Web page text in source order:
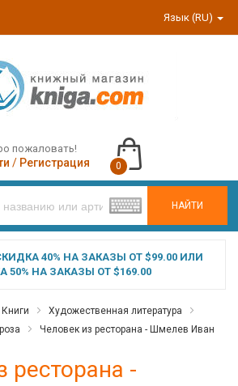
Язык (RU)
НАЙТИ
пожаловать!
/ Регистрация 0
40% НА ЗАКАЗЫ ОТ $99.00 ИЛИ
50% НА ЗАКАЗЫ ОТ $169.00
Книги
Художественная литература
Человек из ресторана - Шмелев Иван
ресторана -